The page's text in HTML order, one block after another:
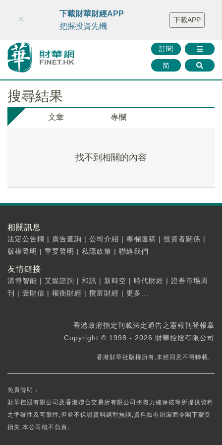
財華智庫網 FINTV FINMETA 財華證券 媒體矩陣
智庫沙龍
聯絡我們
訂閱
简
×
下載財華財經APP
把握投資先機
下載APP
搜尋結果
文章 專欄
找不到相關的內容
相關訊息
法定公告欄 | 廣告查詢 | 公司介紹 | 專欄邀稿 | 投資者關係 |
版權聲明 | 重要聲明 | 私隱政策 | 聯絡我們
友情鏈接
清博智能 | 艾媒諮詢 | 和訊 | 新時空 | 時代財經 | 證券市場周
刊
| 壹財信 | 權衡財經 | 攬富財經 | 更多...
香港政府指定刊載法定通告之憲報刊登報章
Copyright © 1998 - 2026 財華控股有限公司
香港財華社版權所有,未經同意不得轉載。
免責聲明：
財華控股有限公司及香港聯合交易所有限公司將盡力確保彼等所提供資料
之準確性及可靠性,但並不保證資料絕對無誤,資料如有錯漏而令閣下蒙受
損失,本公司概不負責。